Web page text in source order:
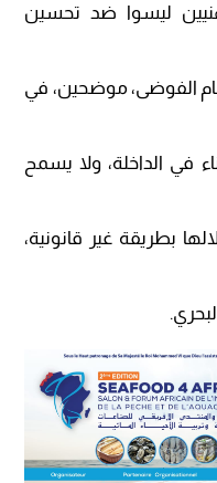
ليسوا ضد تحسين
الفوضى، موضحين، في
في الداخلة، ولا يسمح
بطريقة غير قانونية،